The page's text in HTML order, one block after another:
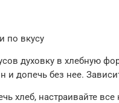
по вкусу
духовку в хлебную
и допечь без нее.
хлеб, настраивайте